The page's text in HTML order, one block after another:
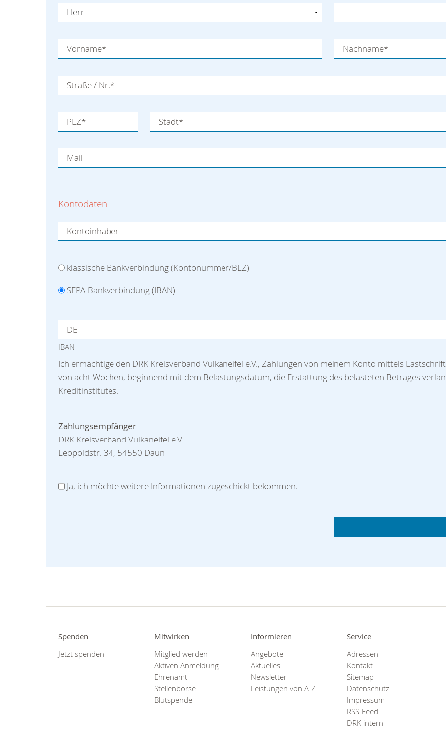
Vorname* Nachname*
Straße / Nr.*
PLZ* Stadt*
Mail
Kontodaten
Kontoinhaber
klassische Bankverbindung (Kontonummer/BLZ)
SEPA-Bankverbindung (IBAN)
IBAN
Ich ermächtige den DRK Kreisverband Vulkaneifel e.V., Zahlungen von meinem Konto mittels
von acht Wochen, beginnend mit dem Belastungsdatum, die Erstattung des belasteten Betrages
Kreditinstitutes.
Zahlungsempfänger
DRK Kreisverband Vulkaneifel e.V.
Leopoldstr. 34, 54550 Daun
Ja, ich möchte weitere Informationen zugeschickt bekommen.
Spenden
Jetzt spenden
Mitwirken
Mitglied werden
Aktiven Anmeldung
Ehrenamt
Stellenbörse
Blutspende
Informieren
Angebote
Aktuelles
Newsletter
Leistungen von A-Z
Service
Adressen
Kontakt
Sitemap
Datenschutz
Impressum
RSS-Feed
DRK intern